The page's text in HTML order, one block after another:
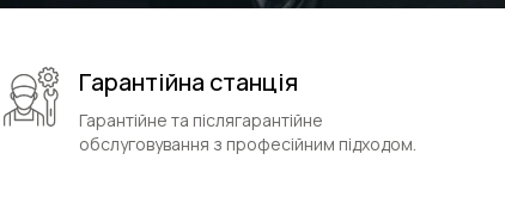
Гарантійна станція
Гарантійне та післягарантійне
обслуговування з професійним підходом.